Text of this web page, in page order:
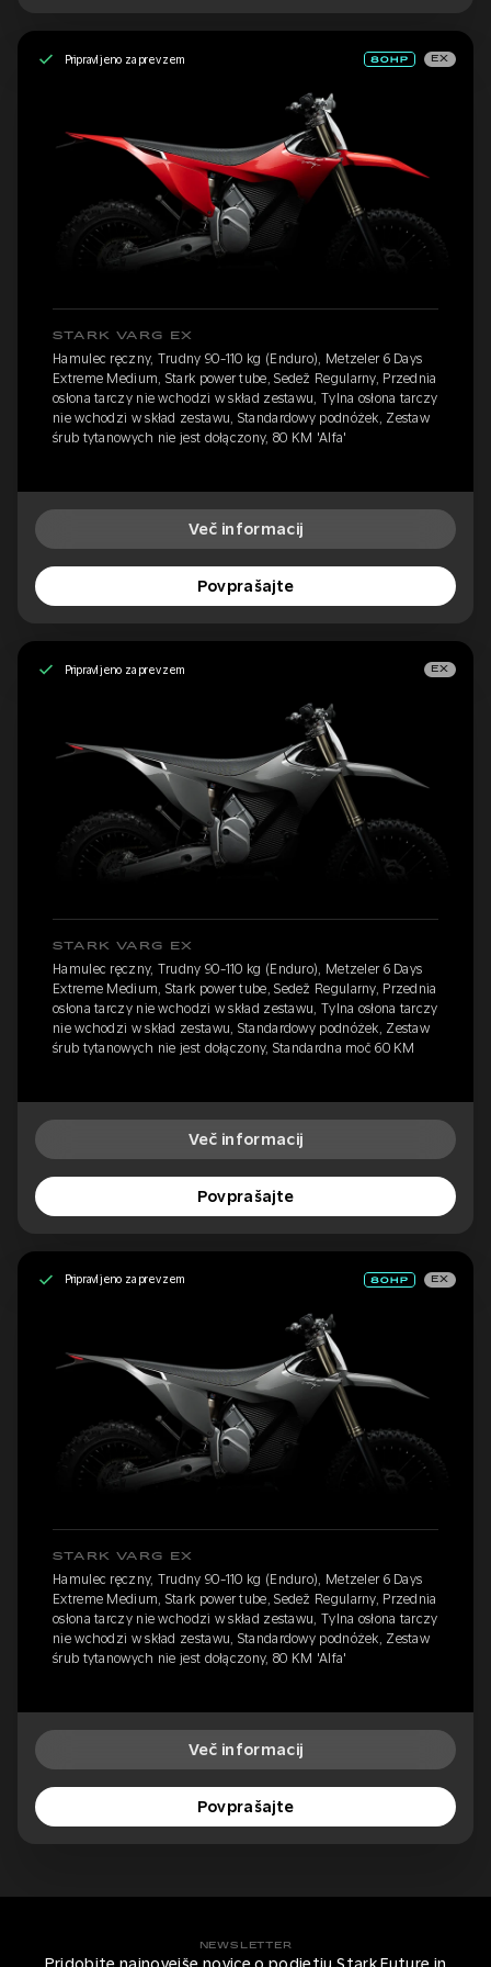
Pripravljeno za prevzem EX
STARK VARG EX
Hamulec ręczny, Trudny 90-110 kg (Enduro), Metzeler 6 Days
Extreme Medium, Stark power tube, Sedež Regularny, Przednia
osłona tarczy nie wchodzi w skład zestawu, Tylna osłona tarczy
nie wchodzi w skład zestawu, Standardowy podnóżek, Zestaw
śrub tytanowych nie jest dołączony, 80 KM 'Alfa'
Več informacij
Povprašajte
Pripravljeno za prevzem EX
STARK VARG EX
Hamulec ręczny, Trudny 90-110 kg (Enduro), Metzeler 6 Days
Extreme Medium, Stark power tube, Sedež Regularny, Przednia
osłona tarczy nie wchodzi w skład zestawu, Tylna osłona tarczy
nie wchodzi w skład zestawu, Standardowy podnóżek, Zestaw
śrub tytanowych nie jest dołączony, Standardna moč 60 KM
Več informacij
Povprašajte
Pripravljeno za prevzem EX
STARK VARG EX
Hamulec ręczny, Trudny 90-110 kg (Enduro), Metzeler 6 Days
Extreme Medium, Stark power tube, Sedež Regularny, Przednia
osłona tarczy nie wchodzi w skład zestawu, Tylna osłona tarczy
nie wchodzi w skład zestawu, Standardowy podnóżek, Zestaw
śrub tytanowych nie jest dołączony, 80 KM 'Alfa'
Več informacij
Povprašajte
NEWSLETTER
Pridobite najnovejše novice o podjetju Stark Future in